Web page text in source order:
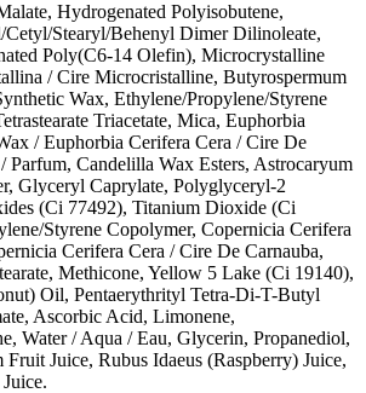
Hydrogenated Polyisobutene,
Cetyl/Stearyl/Behenyl Dimer Dilinoleate,
Poly(C6-14 Olefin), Microcrystalline
/ Cire Microcristalline, Butyrospermum
Wax, Ethylene/Propylene/Styrene
Triacetate, Mica, Euphorbia
/ Euphorbia Cerifera Cera / Cire De
Parfum, Candelilla Wax Esters, Astrocaryum
Glyceryl Caprylate, Polyglyceryl-2
(Ci 77492), Titanium Dioxide (Ci
Styrene Copolymer, Copernicia Cerifera
Cerifera Cera / Cire De Carnauba,
Methicone, Yellow 5 Lake (Ci 19140),
Oil, Pentaerythrityl Tetra-Di-T-Butyl
Ascorbic Acid, Limonene,
Water / Aqua / Eau, Glycerin, Propanediol,
Juice, Rubus Idaeus (Raspberry) Juice,